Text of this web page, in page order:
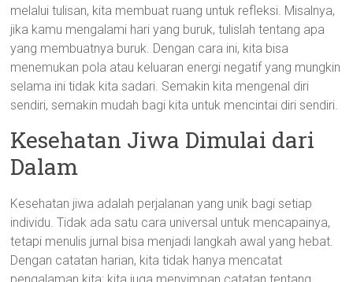
melalui tulisan, kita membuat ruang untuk refleksi. Misalnya,
jika kamu mengalami hari yang buruk, tulislah tentang apa
yang membuatnya buruk. Dengan cara ini, kita bisa
menemukan pola atau keluaran energi negatif yang mungkin
selama ini tidak kita sadari. Semakin kita mengenal diri
sendiri, semakin mudah bagi kita untuk mencintai diri sendiri.
Kesehatan Jiwa Dimulai dari
Dalam
Kesehatan jiwa adalah perjalanan yang unik bagi setiap
individu. Tidak ada satu cara universal untuk mencapainya,
tetapi menulis jurnal bisa menjadi langkah awal yang hebat.
Dengan catatan harian, kita tidak hanya mencatat